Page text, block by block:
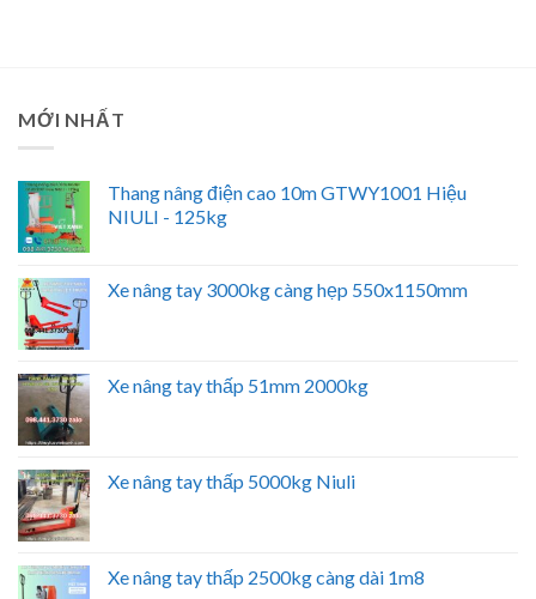
MỚI NHẤT
Thang nâng điện cao 10m GTWY1001 Hiệu
NIULI - 125kg
Xe nâng tay 3000kg càng hẹp 550x1150mm
Xe nâng tay thấp 51mm 2000kg
Xe nâng tay thấp 5000kg Niuli
Xe nâng tay thấp 2500kg càng dài 1m8